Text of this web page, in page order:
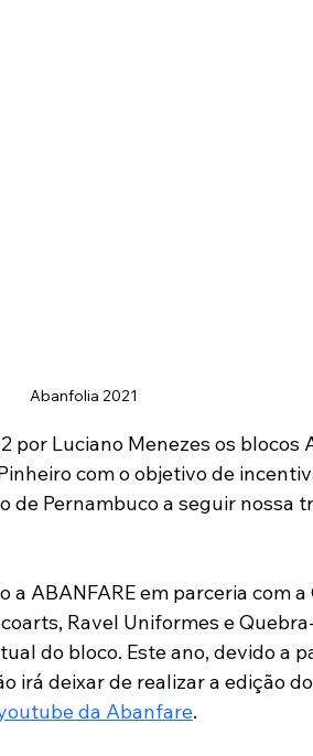
Abanfolia 2021
por Luciano Menezes os blocos
com o objetivo de
de Pernambuco a seguir nossa
ABANFARE em parceria com a
Ravel Uniformes e
do bloco. Este ano, devido a
irá deixar de realizar a edição
da Abanfare.